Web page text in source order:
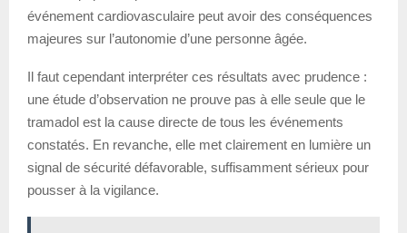
événement cardiovasculaire peut avoir des conséquences
majeures sur l’autonomie d’une personne âgée.
Il faut cependant interpréter ces résultats avec prudence :
une étude d’observation ne prouve pas à elle seule que le
tramadol est la cause directe de tous les événements
constatés. En revanche, elle met clairement en lumière un
signal de sécurité défavorable, suffisamment sérieux pour
pousser à la vigilance.